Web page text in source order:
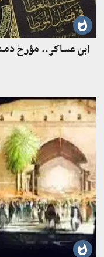
ابن عساكر.. مؤرخ